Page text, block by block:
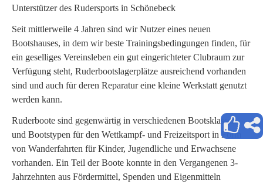
Unterstützer des Rudersports in Schönebeck
Seit mittlerweile 4 Jahren sind wir Nutzer eines neuen
Bootshauses, in dem wir beste Trainingsbedingungen finden, für
ein geselliges Vereinsleben ein gut eingerichteter Clubraum zur
Verfügung steht, Ruderbootslagerplätze ausreichend vorhanden
sind und auch für deren Reparatur eine kleine Werkstatt genutzt
werden kann.
Ruderboote sind gegenwärtig in verschiedenen Bootsklassen
und Bootstypen für den Wettkampf- und Freizeitsport in Form
von Wanderfahrten für Kinder, Jugendliche und Erwachsene
vorhanden. Ein Teil der Boote konnte in den Vergangenen 3-
Jahrzehnten aus Fördermittel, Spenden und Eigenmitteln